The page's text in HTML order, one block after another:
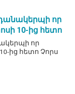
որ
10-ից հետո
որ
ից հետո Չորս